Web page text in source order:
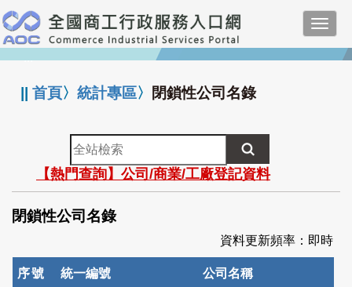
跳
到
主
要
:::
||首頁〉統計專區〉 閉鎖性公司名錄
全
站
檢
索
【熱門查詢】公司/商業/工廠登記資料
閉鎖性公司名錄
資料更新頻率：即時
序號 統一編號 公司名稱